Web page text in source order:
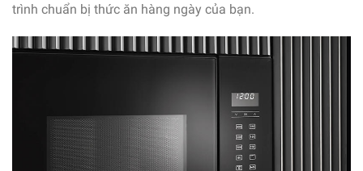
trình chuẩn bị thức ăn hàng ngày của bạn.